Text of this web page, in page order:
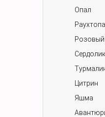
Опал
Розовый
Сердолик
Цитрин
Яшма